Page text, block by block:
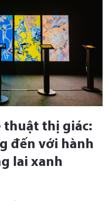
thuật thị giác:
đến với hành
lai xanh